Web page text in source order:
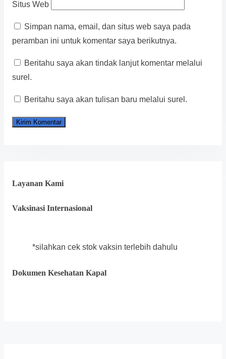
Situs Web
Simpan nama, email, dan situs web saya pada
peramban ini untuk komentar saya berikutnya.
Beritahu saya akan tindak lanjut komentar melalui
surel.
Beritahu saya akan tulisan baru melalui surel.
Layanan Kami
Vaksinasi Internasional
*silahkan cek stok vaksin terlebih dahulu
Dokumen Kesehatan Kapal